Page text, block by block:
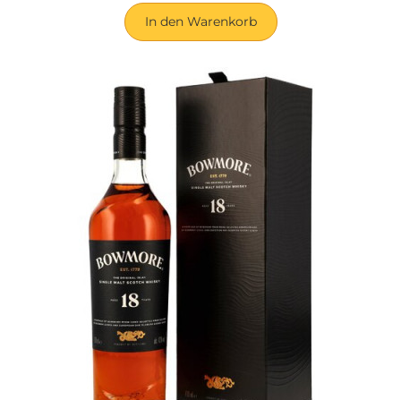
In den Warenkorb